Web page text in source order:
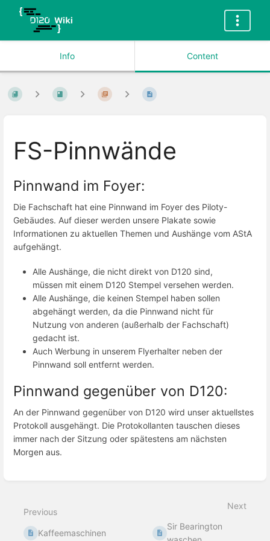
Info Content
FS-Pinnwände
Pinnwand im Foyer:
Die Fachschaft hat eine Pinnwand im Foyer des Piloty-
Gebäudes. Auf dieser werden unsere Plakate sowie
Informationen zu aktuellen Themen und Aushänge vom AStA
aufgehängt.
Alle Aushänge, die nicht direkt von D120 sind,
müssen mit einem D120 Stempel versehen werden.
Alle Aushänge, die keinen Stempel haben sollen
abgehängt werden, da die Pinnwand nicht für
Nutzung von anderen (außerhalb der Fachschaft)
gedacht ist.
Auch Werbung in unserem Flyerhalter neben der
Pinnwand soll entfernt werden.
Pinnwand gegenüber von D120:
An der Pinnwand gegenüber von D120 wird unser aktuellstes
Protokoll ausgehängt. Die Protokollanten tauschen dieses
immer nach der Sitzung oder spätestens am nächsten
Morgen aus.
mode
Previous
Kaffeemaschinen
Next
Sir Bearington